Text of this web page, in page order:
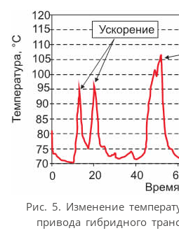
Рис. 5. Изменение
привода гибридного